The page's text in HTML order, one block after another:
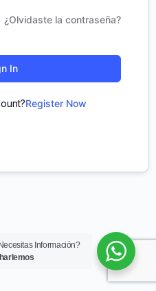
¿Olvidaste la contraseña?
In
Register Now
Información?